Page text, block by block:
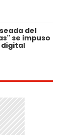
del
se impuso
digital